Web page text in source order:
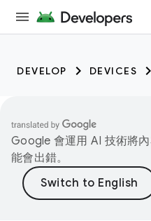
DEVELOP DEVICES
Google 會運用 AI 技術將
能會出錯。